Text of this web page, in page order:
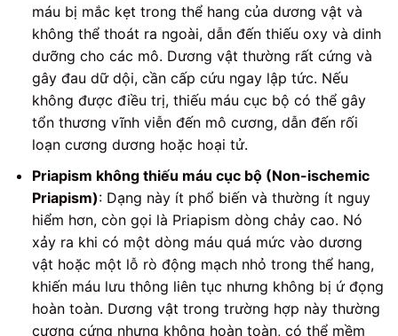
máu bị mắc kẹt trong thể hang của dương vật và
không thể thoát ra ngoài, dẫn đến thiếu oxy và dinh
dưỡng cho các mô. Dương vật thường rất cứng và
gây đau dữ dội, cần cấp cứu ngay lập tức. Nếu
không được điều trị, thiếu máu cục bộ có thể gây
tổn thương vĩnh viễn đến mô cương, dẫn đến rối
loạn cương dương hoặc hoại tử.
Priapism không thiếu máu cục bộ (Non-ischemic
Priapism): Dạng này ít phổ biến và thường ít nguy
hiểm hơn, còn gọi là Priapism dòng chảy cao. Nó
xảy ra khi có một dòng máu quá mức vào dương
vật hoặc một lỗ rò động mạch nhỏ trong thể hang,
khiến máu lưu thông liên tục nhưng không bị ứ đọng
hoàn toàn. Dương vật trong trường hợp này thường
cương cứng nhưng không hoàn toàn, có thể mềm